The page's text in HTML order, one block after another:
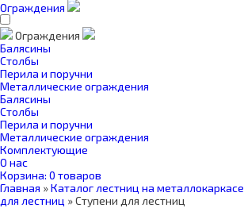
Ограждения
Ограждения
Балясины
Столбы
Перила и поручни
Металлические ограждения
Балясины
Столбы
Перила и поручни
Металлические ограждения
Комплектующие
О нас
Корзина: 0 товаров
Главная »Каталог лестниц на металлокаркасе
для лестниц »Ступени для лестниц